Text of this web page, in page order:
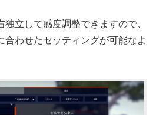
独立して感度調整できますので、
合わせたセッティングが可能なよ